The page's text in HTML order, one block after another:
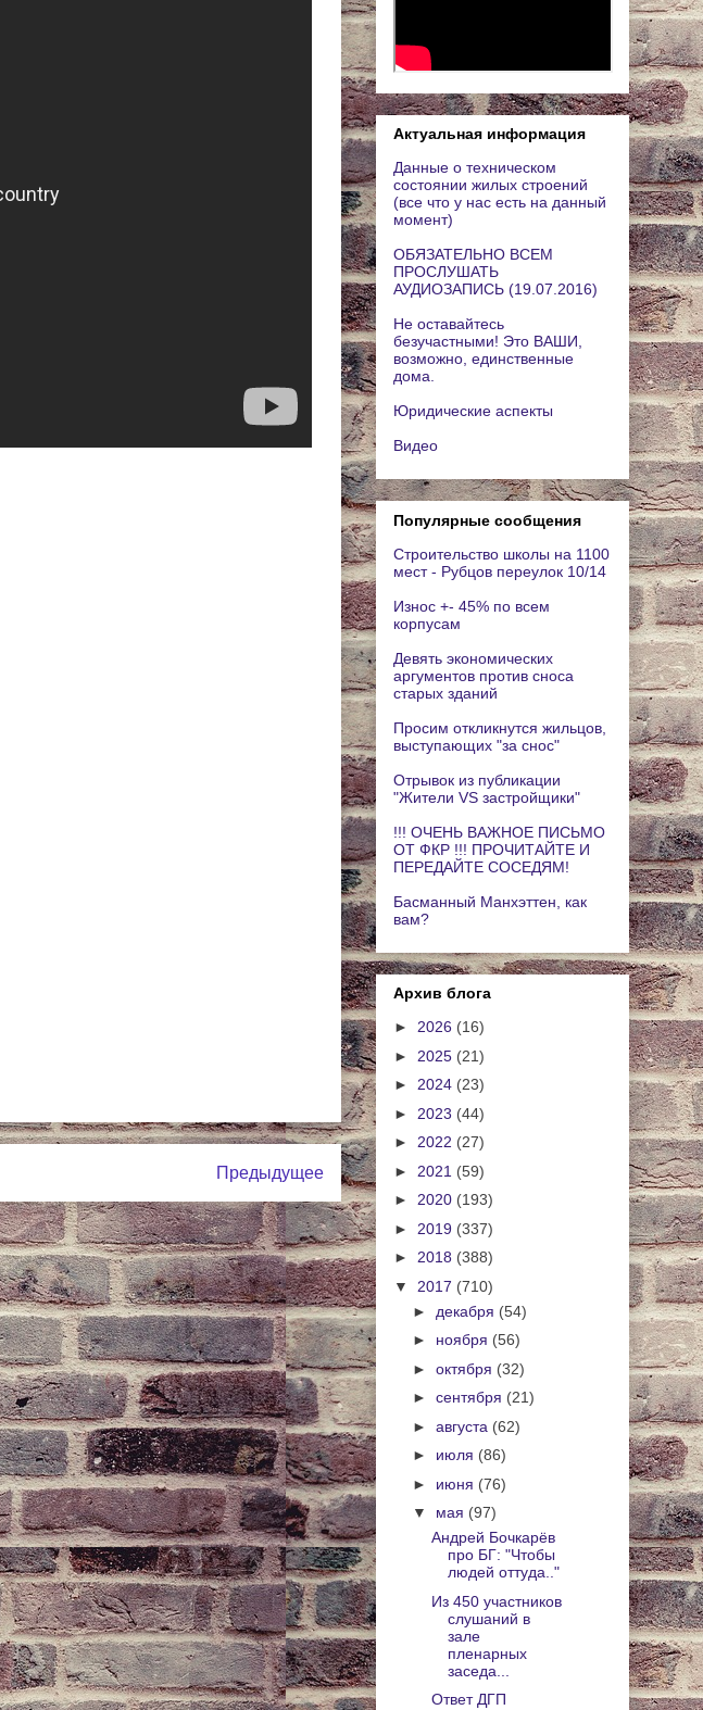
Предыдущее
Актуальная информация
Данные о техническом
состоянии жилых строений
(все что у нас есть на данный
момент)
ОБЯЗАТЕЛЬНО ВСЕМ
ПРОСЛУШАТЬ
АУДИОЗАПИСЬ (19.07.2016)
Не оставайтесь
безучастными! Это ВАШИ,
возможно, единственные
дома.
Юридические аспекты
Видео
Популярные сообщения
Строительство школы на 1100
мест - Рубцов переулок 10/14
Износ +- 45% по всем
корпусам
Девять экономических
аргументов против сноса
старых зданий
Просим откликнутся жильцов,
выступающих "за снос"
Отрывок из публикации
"Жители VS застройщики"
!!! ОЧЕНЬ ВАЖНОЕ ПИСЬМО
ОТ ФКР !!! ПРОЧИТАЙТЕ И
ПЕРЕДАЙТЕ СОСЕДЯМ!
Басманный Манхэттен, как
вам?
Архив блога
► 2026 (16)
► 2025 (21)
► 2024 (23)
► 2023 (44)
► 2022 (27)
► 2021 (59)
► 2020 (193)
► 2019 (337)
► 2018 (388)
▼ 2017 (710)
► декабря (54)
► ноября (56)
► октября (32)
► сентября (21)
► августа (62)
► июля (86)
► июня (76)
▼ мая (97)
Андрей Бочкарёв
про БГ: "Чтобы
людей оттуда.."
Из 450 участников
слушаний в
зале
пленарных
заседа...
Ответ ДГП